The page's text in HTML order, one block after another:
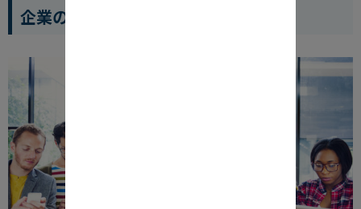
企業のSNSはうまく行っているか